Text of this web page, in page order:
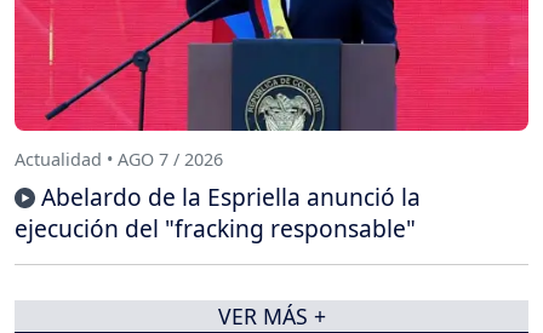
Actualidad • AGO 7 / 2026
Abelardo de la Espriella anunció la
ejecución del "fracking responsable"
VER MÁS +